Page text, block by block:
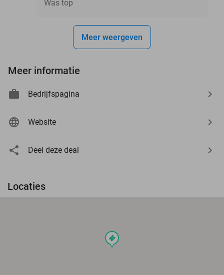
Was top
Meer weergeven
Meer informatie
Bedrijfspagina
Website
Deel deze deal
Locaties
events